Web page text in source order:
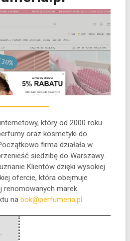
który od 2000 roku
oraz kosmetyki do
firma działaław
siedzibę do Warszawy.
Klientów dzięki wysokiej
ofercie, która obejmuje
renomowanych marek.
na bok@perfumeria.pl.